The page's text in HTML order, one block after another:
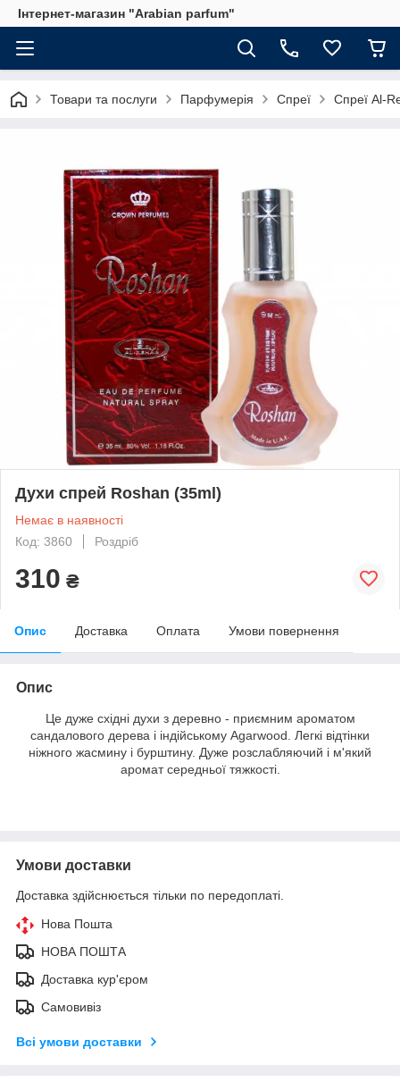
Інтернет-магазин "Arabian parfum"
Товари та послуги Парфумерія Спреї Спреї Al-
Духи спрей Roshan (35ml)
Немає в наявності
Код: 3860
Роздріб
310 ₴
Опис Доставка Оплата Умови повернення
Опис
Це дуже східні духи з деревно - приємним ароматом
сандалового дерева і індійському Agarwood. Легкі відтінки
ніжного жасмину і бурштину. Дуже розслабляючий і м'який
аромат середньої тяжкості.
Умови доставки
Доставка здійснюється тільки по передоплаті.
Нова Пошта
НОВА ПОШТА
Доставка кур'єром
Самовивіз
Всі умови доставки